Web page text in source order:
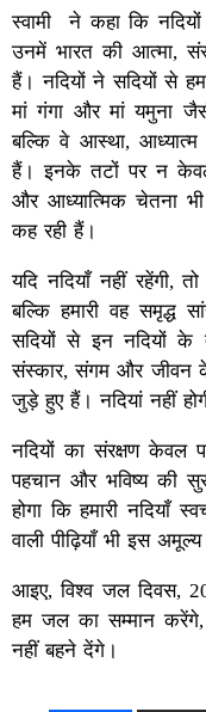
स्वामी ने कहा कि
उनमें भारत की आत्मा,
हैं। नदियों ने सदियों से
मां गंगा और मां यमुना
बल्कि वे आस्था,
हैं। इनके तटों पर न केवल
और आध्यात्मिक चेतना
कह रही हैं।
यदि नदियाँ नहीं रहेंगी,
बल्कि हमारी वह समृद्ध
सदियों से इन नदियों के
संस्कार, संगम और जीवन
जुड़े हुए हैं। नदियां नहीं
नदियों का संरक्षण केवल
पहचान और भविष्य की
होगा कि हमारी नदियाँ
वाली पीढ़ियाँ भी इस
आइए, विश्व जल दिवस,
हम जल का सम्मान
नहीं बहने देंगे।